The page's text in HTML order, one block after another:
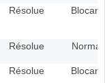
Résolue Blocant
Résolue Normal
Résolue Blocant